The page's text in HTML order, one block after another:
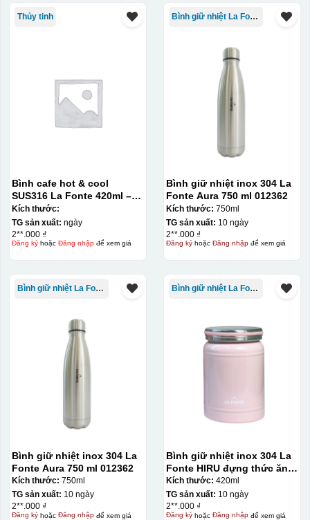
Thủy tinh
Bình cafe hot & cool
SUS316 La Fonte 420ml –
012775
Kích thước:
TG sản xuất: ngày
2**.000 ₫
Đăng kýhoặc Đăng nhậpđể xem giá
Bình giữ nhiệt La Fonte
Bình giữ nhiệt inox 304 La
Fonte Aura 750 ml 012362
Kích thước: 750ml
TG sản xuất: 10 ngày
2**.000 ₫
Đăng kýhoặc Đăng nhậpđể xem giá
Bình giữ nhiệt La Fonte
Bình giữ nhiệt inox 304 La
Fonte Aura 750 ml 012362
Kích thước: 750ml
TG sản xuất: 10 ngày
2**.000 ₫
Đăng kýhoặc Đăng nhậpđể xem giá
Bình giữ nhiệt La Fonte
Bình giữ nhiệt inox 304 La
Fonte HIRU đựng thức ăn
420 ml – 012348
Kích thước: 420ml
TG sản xuất: 10 ngày
2**.000 ₫
Đăng kýhoặc Đăng nhậpđể xem giá